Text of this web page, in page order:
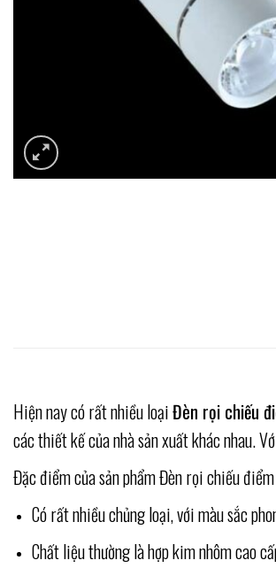
Hiện nay có rất nhiều loạiĐèn rọi chiếu
các thiết kế của nhà sản xuất khác nhau.
Đặc điểm của sản phẩm Đèn rọi chiếu
Có rất nhiều chủng loại, với màu sắc
Chất liệu thường là hợp kim nhôm cao